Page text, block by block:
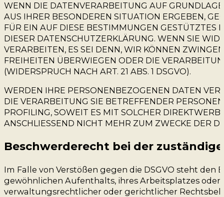
WENN DIE DATENVERARBEITUNG AUF GRUNDLAGE
AUS IHRER BESONDEREN SITUATION ERGEBEN,
FÜR EIN AUF DIESE BESTIMMUNGEN GESTÜTZTES
DIESER DATENSCHUTZERKLÄRUNG. WENN SIE
VERARBEITEN, ES SEI DENN, WIR KÖNNEN
FREIHEITEN ÜBERWIEGEN ODER DIE
(WIDERSPRUCH NACH ART. 21 ABS. 1 DSGVO).
WERDEN IHRE PERSONENBEZOGENEN DATEN
DIE VERARBEITUNG SIE BETREFFENDER
PROFILING, SOWEIT ES MIT SOLCHER
ANSCHLIESSEND NICHT MEHR ZUM ZWECKE DER
Beschwerde­recht bei der
Im Falle von Verstößen gegen die DSGVO steht
gewöhnlichen Aufenthalts, ihres Arbeitsplatzes
verwaltungsrechtlicher oder gerichtlicher